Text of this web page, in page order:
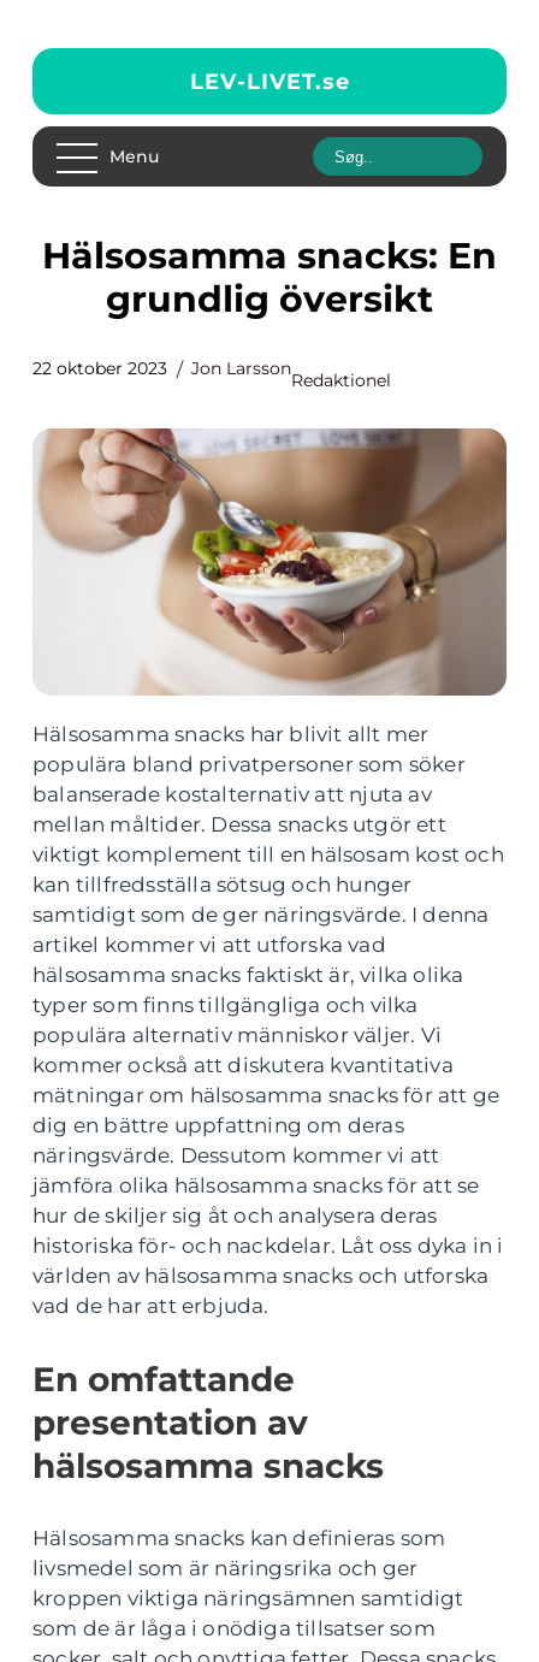
LEV-LIVET.se
Menu
Hälsosamma snacks: En
grundlig översikt
22 oktober 2023 Jon Larsson
Redaktionel
Hälsosamma snacks har blivit allt mer
populära bland privatpersoner som söker
balanserade kostalternativ att njuta av
mellan måltider. Dessa snacks utgör ett
viktigt komplement till en hälsosam kost och
kan tillfredsställa sötsug och hunger
samtidigt som de ger näringsvärde. I denna
artikel kommer vi att utforska vad
hälsosamma snacks faktiskt är, vilka olika
typer som finns tillgängliga och vilka
populära alternativ människor väljer. Vi
kommer också att diskutera kvantitativa
mätningar om hälsosamma snacks för att ge
dig en bättre uppfattning om deras
näringsvärde. Dessutom kommer vi att
jämföra olika hälsosamma snacks för att se
hur de skiljer sig åt och analysera deras
historiska för- och nackdelar. Låt oss dyka in i
världen av hälsosamma snacks och utforska
vad de har att erbjuda.
En omfattande
presentation av
hälsosamma snacks
Hälsosamma snacks kan definieras som
livsmedel som är näringsrika och ger
kroppen viktiga näringsämnen samtidigt
som de är låga i onödiga tillsatser som